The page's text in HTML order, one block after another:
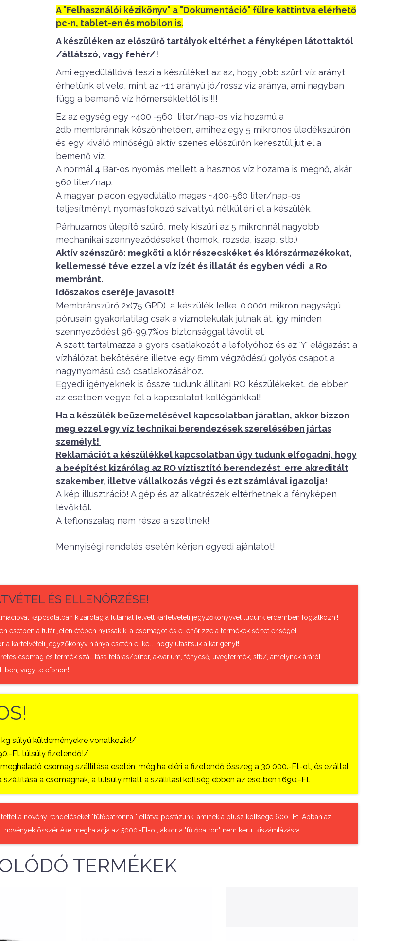
A "Felhasználói kézikönyv" a "Dokumentáció" fülre kattintva elérhető
pc-n, tablet-en és mobilon is.
A készüléken az előszűrő tartályok eltérhet a fényképen látottaktól
/átlátszó, vagy fehér/!
Ami egyedülállóvá teszi a készüléket az az, hogy jobb szűrt víz arányt
érhetünk el vele, mint az ~1:1 arányú jó/rossz víz aránya, ami nagyban
függ a bemenő víz hőmérséklettől is!!!!
Ez az egység egy ~400 -560 liter/nap-os víz hozamú a
2db membránnak köszönhetően, amihez egy 5 mikronos üledékszűrőn
és egy kiváló minőségű aktív szenes előszűrőn keresztül jut el a
bemenő víz.
A normál 4 Bar-os nyomás mellett a hasznos víz hozama is megnő, akár
560 liter/nap.
A magyar piacon egyedülálló magas ~400-560 liter/nap-os
teljesítményt nyomásfokozó szivattyú nélkül éri el a készülék.
Párhuzamos ülepítő szűrő, mely kiszűri az 5 mikronnál nagyobb
mechanikai szennyeződéseket (homok, rozsda, iszap, stb.)
Aktív szénszűrő: megköti a klór részecskéket és klórszármazékokat,
kellemessé téve ezzel a víz ízét és illatát és egyben védi a Ro
membránt.
Időszakos cseréje javasolt!
Membránszűrő 2x(75 GPD), a készülék lelke. 0.0001 mikron nagyságú
pórusain gyakorlatilag csak a vízmolekulák jutnak át, így minden
szennyeződést 96-99.7%os biztonsággal távolít el.
A szett tartalmazza a gyors csatlakozót a lefolyóhoz és az 'Y' elágazást a
vízhálózat bekötésére illetve egy 6mm végződésű golyós csapot a
nagynyomású cső csatlakozásához.
Egyedi igényeknek is össze tudunk állítani RO készülékeket, de ebben
az esetben vegye fel a kapcsolatot kollégánkkal!
Ha a készülék beüzemelésével kapcsolatban járatlan, akkor bízzon
meg ezzel egy víz technikai berendezések szerelésében jártas
személyt!
Reklamációt a készülékkel kapcsolatban úgy tudunk elfogadni, hogy
a beépítést kizárólag az RO víztisztító berendezést erre akreditált
szakember, illetve vállalkozás végzi és ezt számlával igazolja!
A kép illusztráció! A gép és az alkatrészek eltérhetnek a fényképen
lévőktől.
A teflonszalag nem része a szettnek!
Mennyiségi rendelés esetén kérjen egyedi ajánlatot!
ÉS ELLENŐRZÉSE!
kapcsolatban kizárólag a futárnál felvett kárfelvételi jegyzőkönyvvel tudunk érdemben foglalkozni!
esetben a futár jelenlétében nyissák ki a csomagot és ellenőrizze a termékek sértetlenségét!
a kárfelvételi jegyzőkönyv hiánya esetén el kell, hogy utasítsuk a kárigényt!
csomag és termék szállítása feláras/bútor, akvárium, fénycső, üvegtermék, stb/, amelynek áráról
ben, vagy telefonon!
súlyú küldeményekre vonatkozik!/
Ft túlsúly fizetendő!/
csomag szállítása esetén, még ha eléri a fizetendő összeg a 30 000.-Ft-ot, és ezáltal
szállítása a csomagnak, a túlsúly miatt a szállítási költség ebben az esetben 1690.-Ft.
a növény rendeléseket "fűtőpatronnal" ellátva postázunk, aminek a plusz költsége 600.-Ft. Abban az
növények összértéke meghaladja az 5000.-Ft-ot, akkor a "fűtőpatron" nem kerül kiszámlázásra.
TERMÉKEK